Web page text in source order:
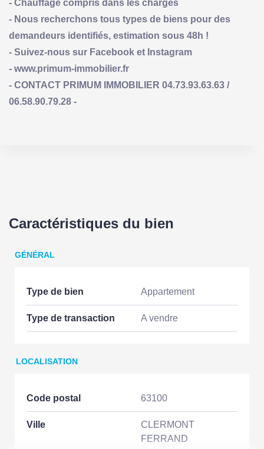
- Chauffage compris dans les charges
- Nous recherchons tous types de biens pour des
demandeurs identifiés, estimation sous 48h !
- Suivez-nous sur Facebook et Instagram
- www.primum-immobilier.fr
- CONTACT PRIMUM IMMOBILIER 04.73.93.63.63 /
06.58.90.79.28 -
Caractéristiques du bien
GÉNÉRAL
Type de bien Appartement
Type de transaction A vendre
LOCALISATION
Code postal 63100
Ville
CLERMONT
FERRAND